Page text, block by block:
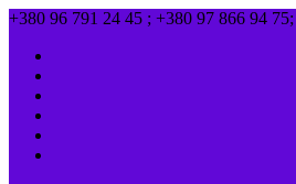
+380 96 791 24 45 ; +380 97 866 94